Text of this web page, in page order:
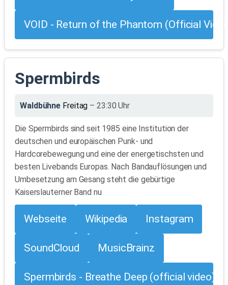
VOID - Return of the Phantom (Official
Spermbirds
Waldbühne Freitag – 23:30 Uhr
Die Spermbirds sind seit 1985 eine Institution der
deutschen und europäischen Punk- und
Hardcorebewegung und eine der energetischsten und
besten Livebands Europas. Nach Bandauflösungen und
Umbesetzung am Gesang steht die gebürtige
Kaiserslauterner Band nu
Webseite Wikipedia Instagram
SoundCloud MusicBrainz
Spermbirds - Breathe Deep (official video)